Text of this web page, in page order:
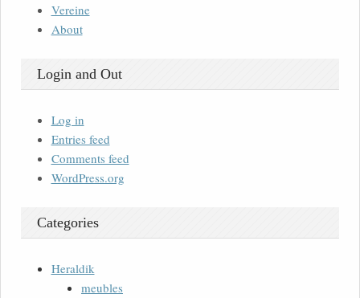
Vereine
About
Login and Out
Log in
Entries feed
Comments feed
WordPress.org
Categories
Heraldik
meubles